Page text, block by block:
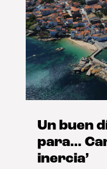
Un buen
para…
inercia’